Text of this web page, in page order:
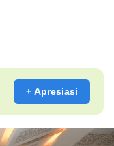
+ Apresiasi